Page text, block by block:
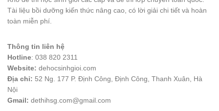
Tài liệu bồi dưỡng kiến thức nâng cao, có lời giải chi tiết và hoàn
toàn miễn phí.
Thông tin liên hệ
Hotline: 038 820 2311
Website: dehocsinhgioi.com
Địa chỉ: 52 Ng. 177 P. Định Công, Định Công, Thanh Xuân, Hà
Nội
Gmail: dethihsg.com@gmail.com